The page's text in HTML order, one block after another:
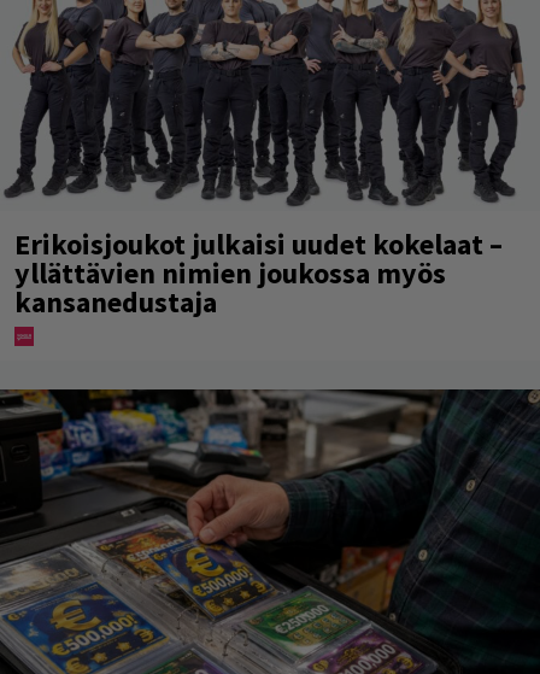
Erikoisjoukot julkaisi uudet kokelaat –
yllättävien nimien joukossa myös
kansanedustaja